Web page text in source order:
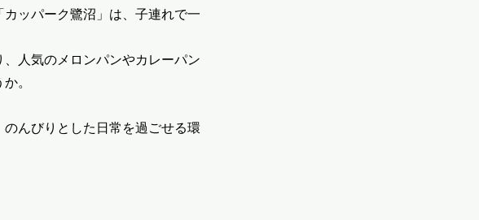
ッパーク鷺沼」は、子連れで一
人気のメロンパンやカレーパン
。
んびりとした日常を過ごせる環